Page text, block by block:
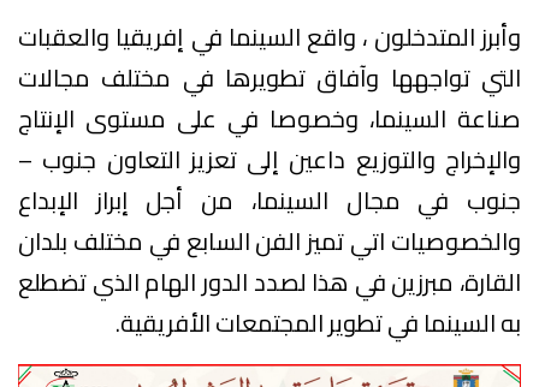
وأبرز المتدخلون ، واقع السينما في إفريقيا والعقبات
التي تواجهها وآفاق تطويرها في مختلف مجالات
صناعة السينما، وخصوصا في على مستوى الإنتاج
والإخراج والتوزيع داعين إلى تعزيز التعاون جنوب –
جنوب في مجال السينما، من أجل إبراز الإبداع
والخصوصيات اتي تميز الفن السابع في مختلف بلدان
القارة، مبرزين في هذا لصدد الدور الهام الذي تضطلع
به السينما في تطوير المجتمعات الأفريقية.